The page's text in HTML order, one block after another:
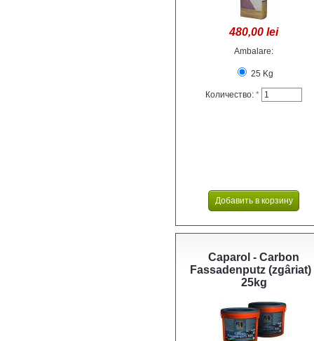
480,00 lei
Ambalare:
25 Kg
Количество: *
Caparol - Carbon
Fassadenputz (zgâriat)
25kg